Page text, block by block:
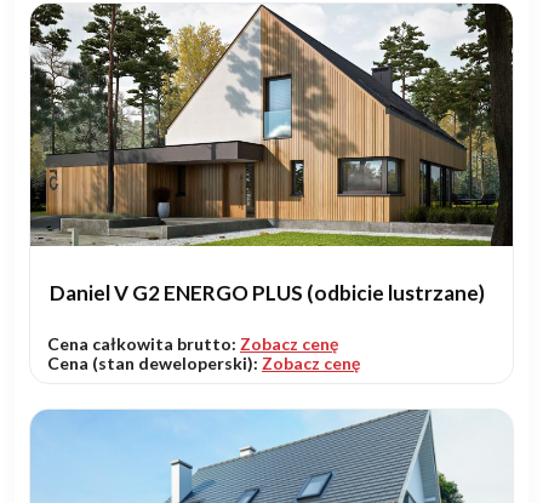
Daniel V G2 ENERGO PLUS (odbicie lustrzane)
Cena całkowita brutto: Zobacz cenę
Cena (stan deweloperski): Zobacz cenę